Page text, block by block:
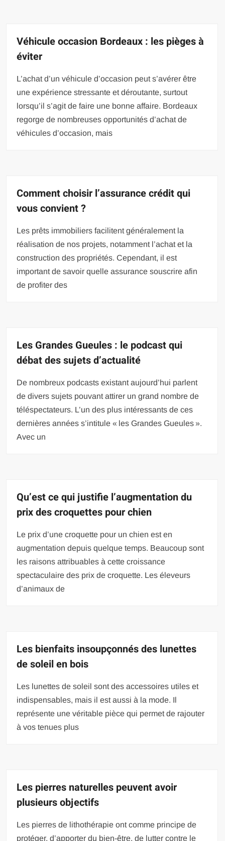
Véhicule occasion Bordeaux : les pièges à
éviter
L’achat d’un véhicule d’occasion peut s’avérer être
une expérience stressante et déroutante, surtout
lorsqu’il s’agit de faire une bonne affaire. Bordeaux
regorge de nombreuses opportunités d’achat de
véhicules d’occasion, mais
Comment choisir l’assurance crédit qui
vous convient ?
Les prêts immobiliers facilitent généralement la
réalisation de nos projets, notamment l’achat et la
construction des propriétés. Cependant, il est
important de savoir quelle assurance souscrire afin
de profiter des
Les Grandes Gueules : le podcast qui
débat des sujets d’actualité
De nombreux podcasts existant aujourd’hui parlent
de divers sujets pouvant attirer un grand nombre de
téléspectateurs. L’un des plus intéressants de ces
dernières années s’intitule « les Grandes Gueules ».
Avec un
Qu’est ce qui justifie l’augmentation du
prix des croquettes pour chien
Le prix d’une croquette pour un chien est en
augmentation depuis quelque temps. Beaucoup sont
les raisons attribuables à cette croissance
spectaculaire des prix de croquette. Les éleveurs
d’animaux de
Les bienfaits insoupçonnés des lunettes
de soleil en bois
Les lunettes de soleil sont des accessoires utiles et
indispensables, mais il est aussi à la mode. Il
représente une véritable pièce qui permet de rajouter
à vos tenues plus
Les pierres naturelles peuvent avoir
plusieurs objectifs
Les pierres de lithothérapie ont comme principe de
protéger, d’apporter du bien-être, de lutter contre le